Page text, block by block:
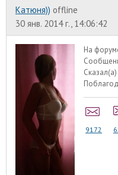
Катюня)) offline
30 янв. 2014 г., 14:06:42
На
9172